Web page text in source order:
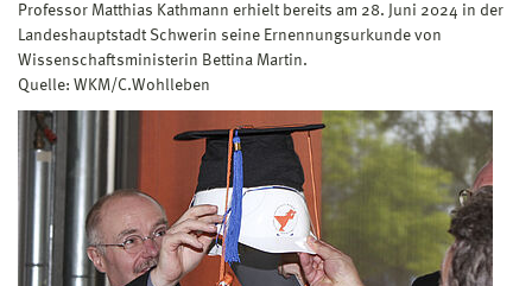
Professor Matthias Kathmann erhielt bereits am 28. Juni 2024 in der
Landeshauptstadt Schwerin seine Ernennungsurkunde von
Wissenschaftsministerin Bettina Martin.
Quelle: WKM/C.Wohlleben